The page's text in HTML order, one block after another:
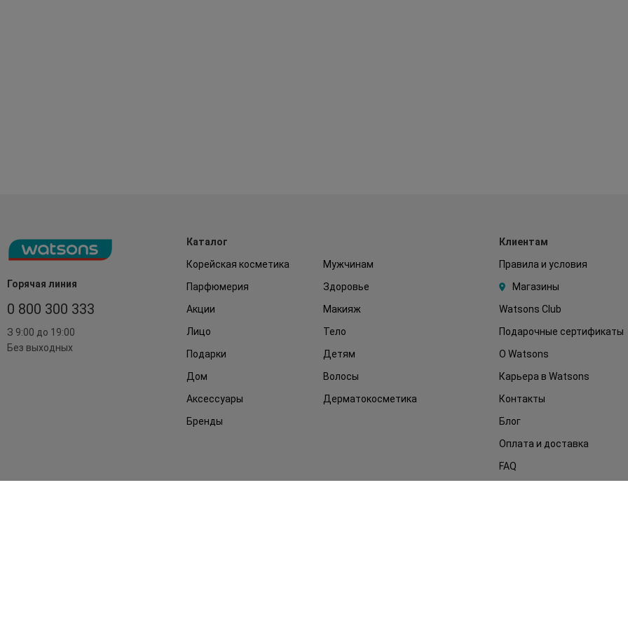
Горячая линия
0 800 300 333
З 9:00 до 19:00
Без выходных
Каталог
Корейская косметика
Мужчинам
Парфюмерия
Здоровье
Акции
Макияж
Лицо
Тело
Подарки
Детям
Дом
Волосы
Аксессуары
Дерматокосметика
Бренды
Клиентам
Правила и условия
Магазины
Watsons Club
Подарочные сертификаты
О Watsons
Карьера в Watsons
Контакты
Блог
Оплата и доставка
FAQ